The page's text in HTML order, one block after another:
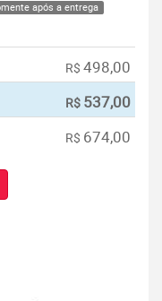
após a entrega
R$ 498,00
R$ 537,00
R$ 674,00